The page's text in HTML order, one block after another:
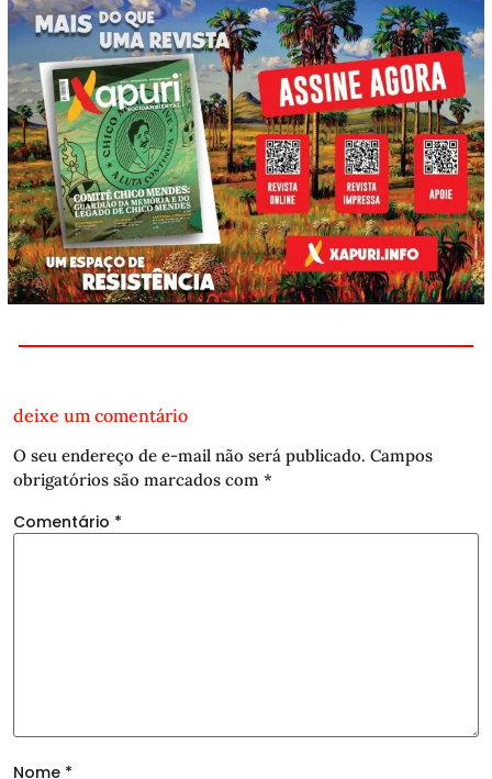
deixe um comentário
O seu endereço de e-mail não será publicado. Campos
obrigatórios são marcados com *
Comentário *
Nome *